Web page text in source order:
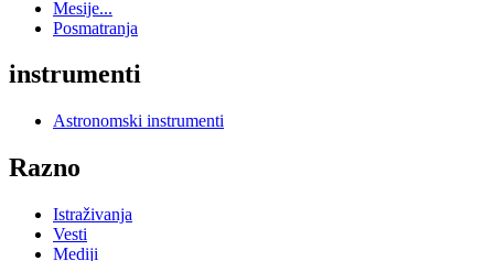
Mesije...
Posmatranja
instrumenti
Astronomski instrumenti
Razno
Istraživanja
Vesti
Mediji